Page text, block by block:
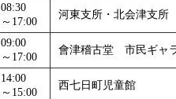
08:30
～17:00
河東支所・北会津支所
09:00
～17:00
會津稽古堂 市民ギャ
14:00
～15:00
西七日町児童館